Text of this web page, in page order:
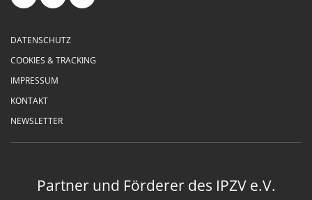
DATENSCHUTZ
COOKIES & TRACKING
IMPRESSUM
KONTAKT
NEWSLETTER
Partner und Förderer des IPZV e.V.